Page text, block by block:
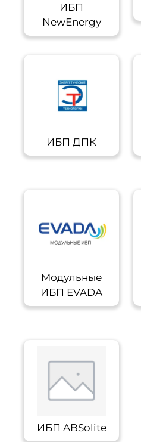
ИБП
NewEnergy
ИБП ДПК
Модульные
ИБП EVADA
ИБП ABSolite